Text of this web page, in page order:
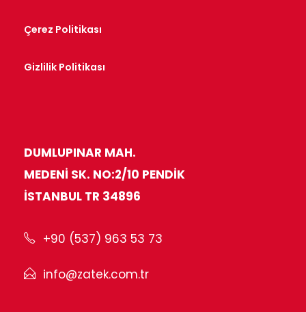
Çerez Politikası
Gizlilik Politikası
DUMLUPINAR MAH.
MEDENI SK. NO:2/10 PENDIK
İSTANBUL TR 34896
+90 (537) 963 53 73
info@zatek.com.tr